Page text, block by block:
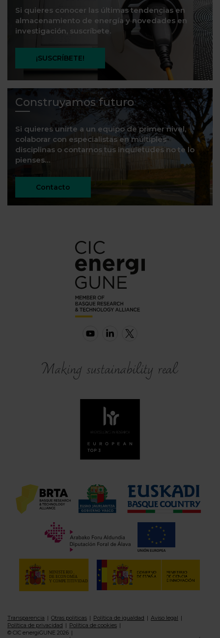
Si quieres conocer las últimas tendencias en
almacenamiento de energía y novedades en
investigación, suscríbete.
¡SUSCRÍBETE!
Construyamos futuro
Si quieres unirte a un equipo de primer nivel,
colaborar con especialistas en múltiples
disciplinas o contarnos tus inquietudes no te lo
pienses…
Contacto
Transparencia Otras politicas Política de igualdad
Aviso legal
Política de privacidad
Política de cookies
© CIC energiGUNE 2026